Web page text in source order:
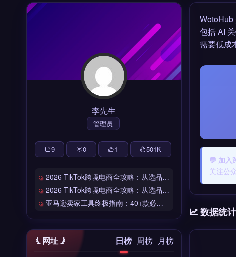
WotoHub
包括 AI
需要低成
💬 加入
关注公
数据统计
李先生
管理员
9 0 1 501K
2026 TikTok跨境电商全攻略：从选品到爆单的完整工具链
2026 TikTok跨境电商全攻略：从选品到爆单的完整工具链
亚马逊卖家工具终极指南：40+款必备工具全链路解析
网址 日榜 周榜 月榜